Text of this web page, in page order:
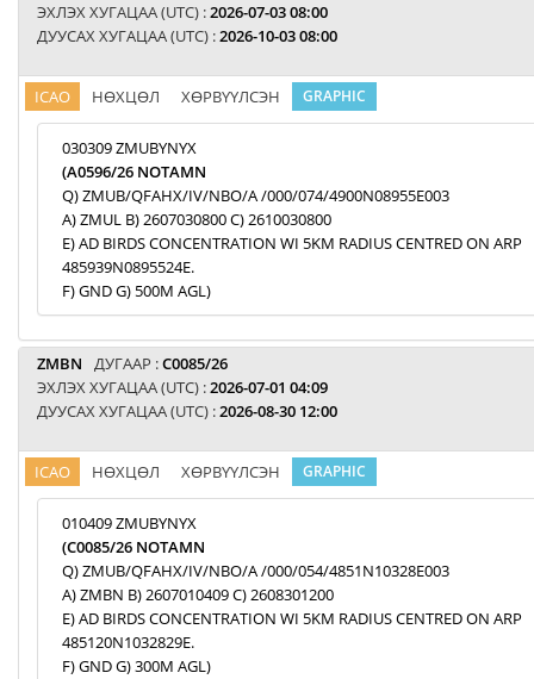
ЭХЛЭХ ХУГАЦАА (UTC) :2026-07-03 08:00
ДУУСАХ ХУГАЦАА (UTC) :2026-10-03 08:00
ICAO НӨХЦӨЛ ХӨРВҮҮЛСЭН GRAPHIC
030309 ZMUBYNYX
(A0596/26 NOTAMN
Q) ZMUB/QFAHX/IV/NBO/A /000/074/4900N08955E003
A) ZMUL B) 2607030800 C) 2610030800
E) AD BIRDS CONCENTRATION WI 5KM RADIUS CENTRED ON ARP
485939N0895524E.
F) GND G) 500M AGL)
ZMBN ДУГААР :C0085/26
ЭХЛЭХ ХУГАЦАА (UTC) :2026-07-01 04:09
ДУУСАХ ХУГАЦАА (UTC) :2026-08-30 12:00
ICAO НӨХЦӨЛ ХӨРВҮҮЛСЭН GRAPHIC
010409 ZMUBYNYX
(C0085/26 NOTAMN
Q) ZMUB/QFAHX/IV/NBO/A /000/054/4851N10328E003
A) ZMBN B) 2607010409 C) 2608301200
E) AD BIRDS CONCENTRATION WI 5KM RADIUS CENTRED ON ARP
485120N1032829E.
F) GND G) 300M AGL)